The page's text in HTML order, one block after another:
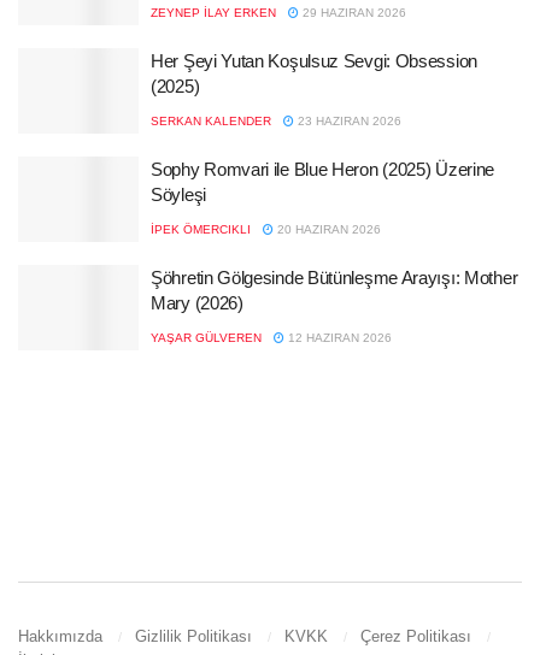
ZEYNEP İLAY ERKEN 29 HAZIRAN 2026
Her Şeyi Yutan Koşulsuz Sevgi: Obsession
(2025)
SERKAN KALENDER 23 HAZIRAN 2026
Sophy Romvari ile Blue Heron (2025) Üzerine
Söyleşi
İPEK ÖMERCIKLI 20 HAZIRAN 2026
Şöhretin Gölgesinde Bütünleşme Arayışı: Mother
Mary (2026)
YAŞAR GÜLVEREN 12 HAZIRAN 2026
Hakkımızda Gizlilik Politikası KVKK
Çerez Politikası